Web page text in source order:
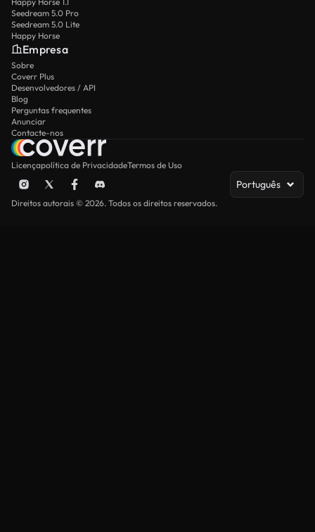
Seedream 5.0 Pro
Seedream 5.0 Lite
Happy Horse
Empresa
Sobre
Coverr Plus
Desenvolvedores / API
Blog
Perguntas frequentes
Anunciar
Contacte-nos
Licençapolítica de PrivacidadeTermos de Uso
Português
Direitos autorais © 2026. Todos os direitos reservados.